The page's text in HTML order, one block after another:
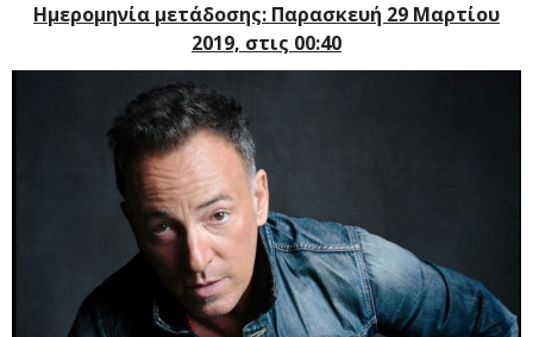
Ημερομηνία μετάδοσης: Παρασκευή 29 Μαρτίου
2019, στις 00:40